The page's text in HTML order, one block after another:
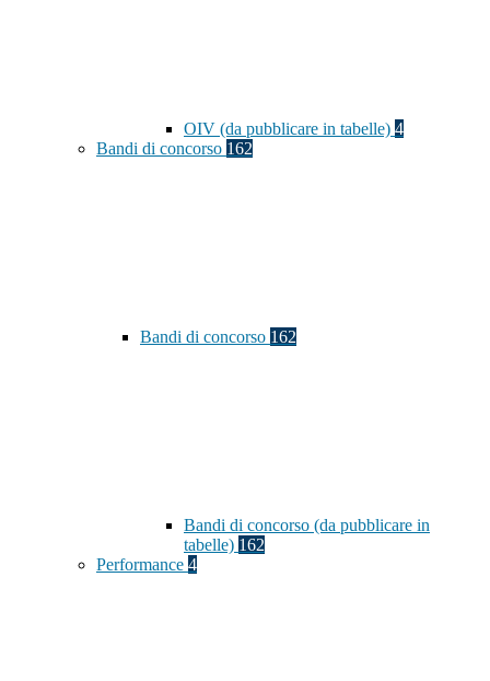
OIV (da pubblicare in tabelle) 4
Bandi di concorso 162
Bandi di concorso 162
Bandi di concorso (da pubblicare in
tabelle) 162
Performance 4